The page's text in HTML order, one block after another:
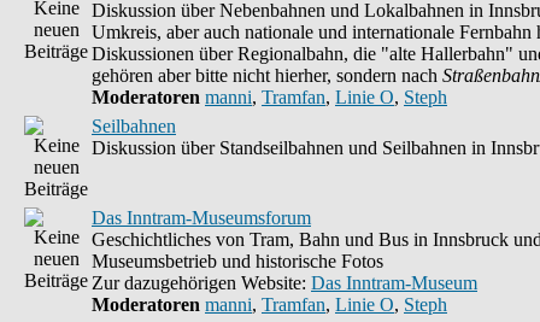
Diskussion über Nebenbahnen und Lokalbahnen in
Umkreis, aber auch nationale und internationale Fernbahn
Diskussionen über Regionalbahn, die "alte Hallerbahn"
gehören aber bitte nicht hierher, sondern nach
Moderatoren manni, Tramfan, Linie O, Steph
Seilbahnen
Diskussion über Standseilbahnen und Seilbahnen in
Das Inntram-Museumsforum
Geschichtliches von Tram, Bahn und Bus in Innsbruck
Museumsbetrieb und historische Fotos
Zur dazugehörigen Website: Das Inntram-Museum
Moderatoren manni, Tramfan, Linie O, Steph